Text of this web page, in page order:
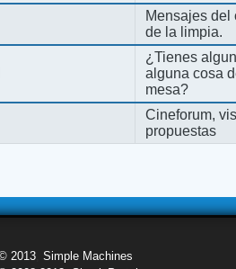
Mensajes del
de la limpia.
¿Tienes
alguna cosa
mesa?
Cineforum,
propuestas
2013 Simple Machines